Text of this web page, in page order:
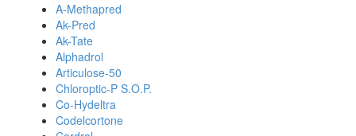
A-Methapred
Ak-Pred
Ak-Tate
Alphadrol
Articulose-50
Chloroptic-P S.O.P.
Co-Hydeltra
Codelcortone